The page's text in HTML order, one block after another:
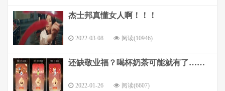
杰士邦真懂女人啊！！！
2022-03-08 阅读(10946)
还缺敬业福？喝杯奶茶可能就有了……
2022-01-26 阅读(6607)